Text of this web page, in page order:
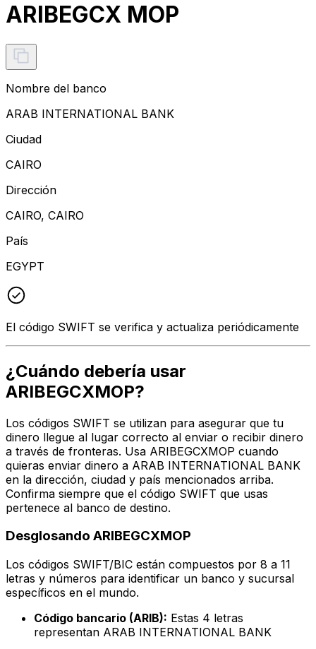
ARIBEGCX MOP
Nombre del banco
ARAB INTERNATIONAL BANK
Ciudad
CAIRO
Dirección
CAIRO, CAIRO
País
EGYPT
El código SWIFT se verifica y actualiza periódicamente
¿Cuándo debería usar
ARIBEGCXMOP?
Los códigos SWIFT se utilizan para asegurar que tu
dinero llegue al lugar correcto al enviar o recibir dinero
a través de fronteras. Usa ARIBEGCXMOP cuando
quieras enviar dinero a ARAB INTERNATIONAL BANK
en la dirección, ciudad y país mencionados arriba.
Confirma siempre que el código SWIFT que usas
pertenece al banco de destino.
Desglosando ARIBEGCXMOP
Los códigos SWIFT/BIC están compuestos por 8 a 11
letras y números para identificar un banco y sucursal
específicos en el mundo.
Código bancario (ARIB): Estas 4 letras
representan ARAB INTERNATIONAL BANK